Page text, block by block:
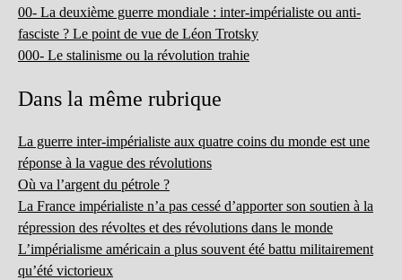
00- La deuxième guerre mondiale : inter-impérialiste ou anti-
fasciste ? Le point de vue de Léon Trotsky
000- Le stalinisme ou la révolution trahie
Dans la même rubrique
La guerre inter-impérialiste aux quatre coins du monde est une
réponse à la vague des révolutions
Où va l’argent du pétrole ?
La France impérialiste n’a pas cessé d’apporter son soutien à la
répression des révoltes et des révolutions dans le monde
L’impérialisme américain a plus souvent été battu militairement
qu’été victorieux